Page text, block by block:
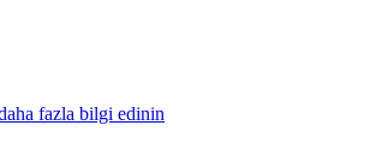
fazla bilgi edinin